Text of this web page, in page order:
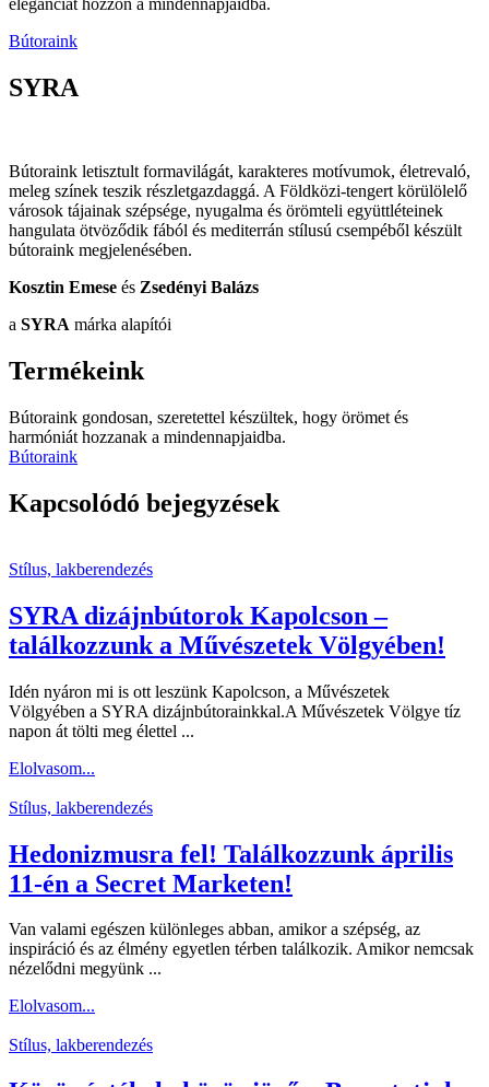
eleganciát hozzon a mindennapjaidba.
Bútoraink
SYRA
Bútoraink letisztult formavilágát, karakteres motívumok, életrevaló,
meleg színek teszik részletgazdaggá. A Földközi-tengert körülölelő
városok tájainak szépsége, nyugalma és örömteli együttléteinek
hangulata ötvöződik fából és mediterrán stílusú csempéből készült
bútoraink megjelenésében.
Kosztin Emese és Zsedényi Balázs
a SYRA márka alapítói
Termékeink
Bútoraink gondosan, szeretettel készültek, hogy örömet és
harmóniát hozzanak a mindennapjaidba.
Bútoraink
Kapcsolódó bejegyzések
Stílus, lakberendezés
SYRA dizájnbútorok Kapolcson –
találkozzunk a Művészetek Völgyében!
Idén nyáron mi is ott leszünk Kapolcson, a Művészetek
Völgyében a SYRA dizájnbútorainkkal.A Művészetek Völgye tíz
napon át tölti meg élettel ...
Elolvasom...
Stílus, lakberendezés
Hedonizmusra fel! Találkozzunk április
11-én a Secret Marketen!
Van valami egészen különleges abban, amikor a szépség, az
inspiráció és az élmény egyetlen térben találkozik. Amikor nemcsak
nézelődni megyünk ...
Elolvasom...
Stílus, lakberendezés